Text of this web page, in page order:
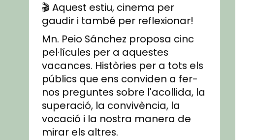
🎬 Aquest estiu, cinema per
gaudir i també per reflexionar!
Mn. Peio Sánchez proposa cinc
pel·lícules per a aquestes
vacances. Històries per a tots els
públics que ens conviden a fer-
nos preguntes sobre l'acollida, la
superació, la convivència, la
vocació i la nostra manera de
mirar els altres.